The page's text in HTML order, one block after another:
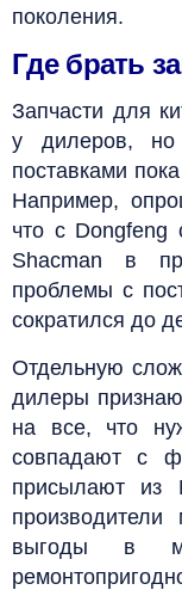
поколения.
Где брать
Запчасти для
у дилеров, но
поставками
Например,
что с Dongfeng
Shacman в
проблемы с
сократился до
Отдельную
дилеры
на все, что
совпадают с
присылают из
выгоды в